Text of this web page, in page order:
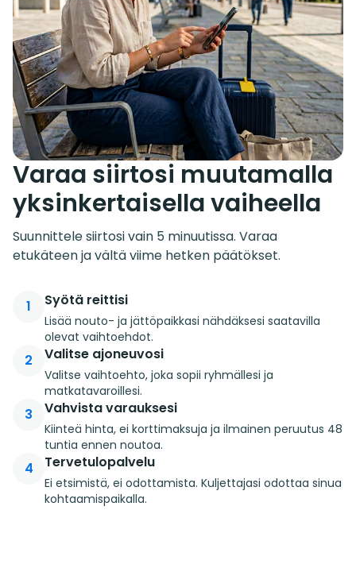
Varaa siirtosi muutamalla
yksinkertaisella vaiheella
Suunnittele siirtosi vain 5 minuutissa. Varaa
etukäteen ja vältä viime hetken päätökset.
1 Syötä reittisi
Lisää nouto- ja jättöpaikkasi nähdäksesi saatavilla
olevat vaihtoehdot.
2 Valitse ajoneuvosi
Valitse vaihtoehto, joka sopii ryhmällesi ja
matkatavaroillesi.
3 Vahvista varauksesi
Kiinteä hinta, ei korttimaksuja ja ilmainen peruutus 48
tuntia ennen noutoa.
4 Tervetulopalvelu
Ei etsimistä, ei odottamista. Kuljettajasi odottaa sinua
kohtaamispaikalla.